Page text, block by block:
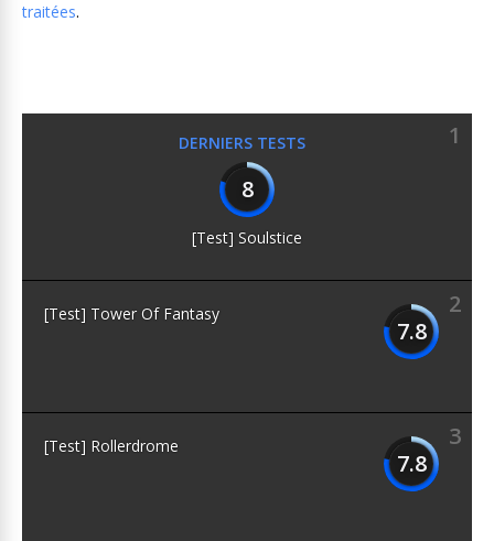
traitées.
DERNIERS TESTS
1
8
[Test] Soulstice
2
7.8
[Test] Tower Of Fantasy
3
7.8
[Test] Rollerdrome